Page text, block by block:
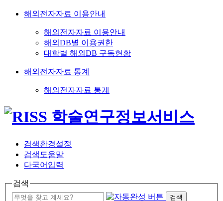
해외전자자료 이용안내
해외전자자료 이용안내
해외DB별 이용권한
대학별 해외DB 구독현황
해외전자자료 통계
해외전자자료 통계
검색환경설정
검색도움말
다국어입력
검색
검색